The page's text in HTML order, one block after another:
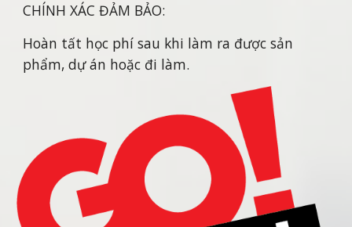
CHÍNH XÁC ĐẢM BẢO:
Hoàn tất học phí sau khi làm ra được sản
phẩm, dự án hoặc đi làm.